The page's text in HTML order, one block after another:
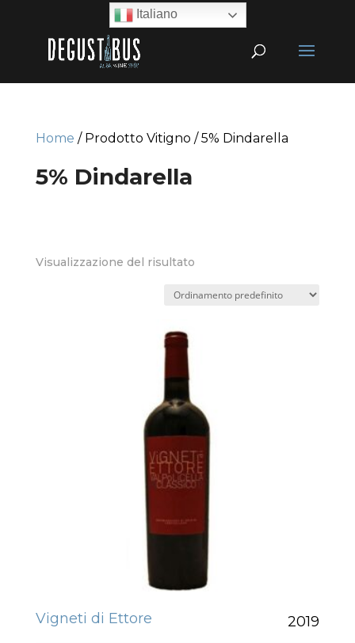
Home / Prodotto Vitigno / 5% Dindarella
5% Dindarella
Visualizzazione del risultato
Vigneti di Ettore 2019
Italiano